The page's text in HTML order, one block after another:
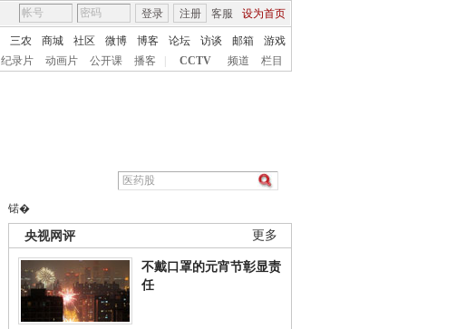
客服 设为首页
登录 注册
三农 商城 社区 微博 博客 论坛 访谈 邮箱
游戏
纪录片 动画片 公开课 播客 CCTV 频道 栏目
锘�
更多
央视网评
不戴口罩的元宵节彰显责
任